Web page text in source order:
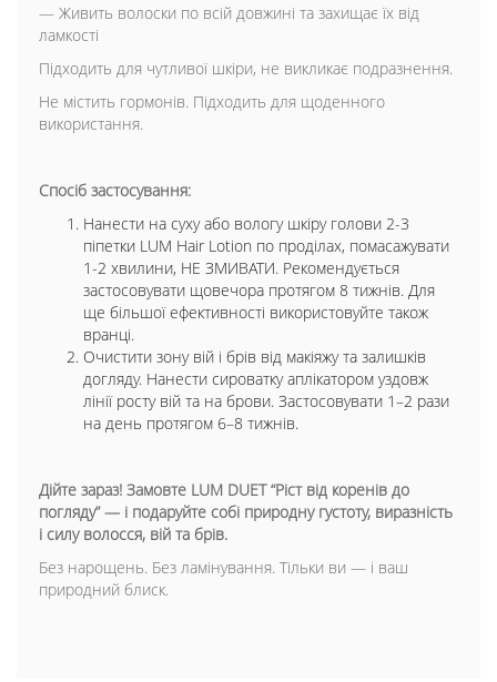
— Живить волоски по всій довжині та захищає їх від
ламкості
Підходить для чутливої шкіри, не викликає подразнення.
Не містить гормонів. Підходить для щоденного
використання.
Спосіб застосування:
Нанести на суху або вологу шкіру голови 2-3
піпетки LUM Hair Lotion по проділах, помасажувати
1-2 хвилини, НЕ ЗМИВАТИ. Рекомендується
застосовувати щовечора протягом 8 тижнів. Для
ще більшої ефективності використовуйте також
вранці.
Очистити зону вій і брів від макіяжу та залишків
догляду. Нанести сироватку аплікатором уздовж
лінії росту вій та на брови. Застосовувати 1–2 рази
на день протягом 6–8 тижнів.
Дійте зараз! Замовте LUM DUET “Ріст від коренів до
погляду” — і подаруйте собі природну густоту, виразність
і силу волосся, вій та брів.
Без нарощень. Без ламінування. Тільки ви — і ваш
природний блиск.